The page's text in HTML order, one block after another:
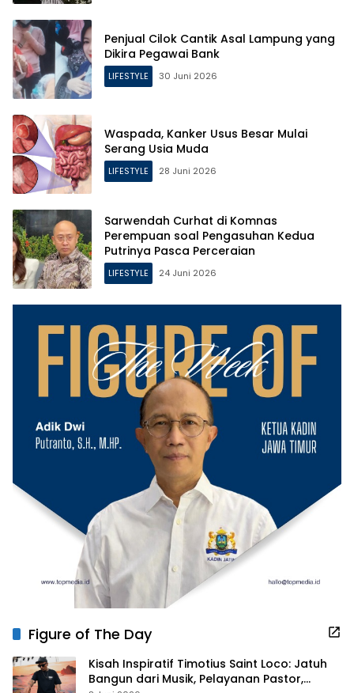
Penjual Cilok Cantik Asal Lampung yang
Dikira Pegawai Bank
LIFESTYLE 30 Juni 2026
Waspada, Kanker Usus Besar Mulai
Serang Usia Muda
LIFESTYLE 28 Juni 2026
Sarwendah Curhat di Komnas
Perempuan soal Pengasuhan Kedua
Putrinya Pasca Perceraian
LIFESTYLE 24 Juni 2026
Figure of The Day
Kisah Inspiratif Timotius Saint Loco: Jatuh
Bangun dari Musik, Pelayanan Pastor,